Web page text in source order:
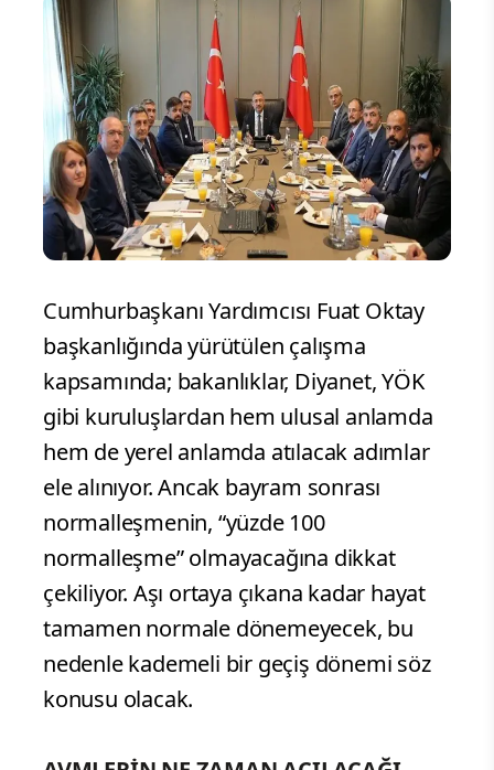
Cumhurbaşkanı Yardımcısı Fuat Oktay
başkanlığında yürütülen çalışma
kapsamında; bakanlıklar, Diyanet, YÖK
gibi kuruluşlardan hem ulusal anlamda
hem de yerel anlamda atılacak adımlar
ele alınıyor. Ancak bayram sonrası
normalleşmenin, “yüzde 100
normalleşme” olmayacağına dikkat
çekiliyor. Aşı ortaya çıkana kadar hayat
tamamen normale dönemeyecek, bu
nedenle kademeli bir geçiş dönemi söz
konusu olacak.